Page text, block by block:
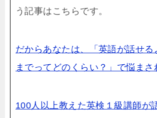
う記事はこちらです。
だからあなたは、「英語が話せる
までってどのくらい？」で悩まさ
100人以上教えた英検１級講師が